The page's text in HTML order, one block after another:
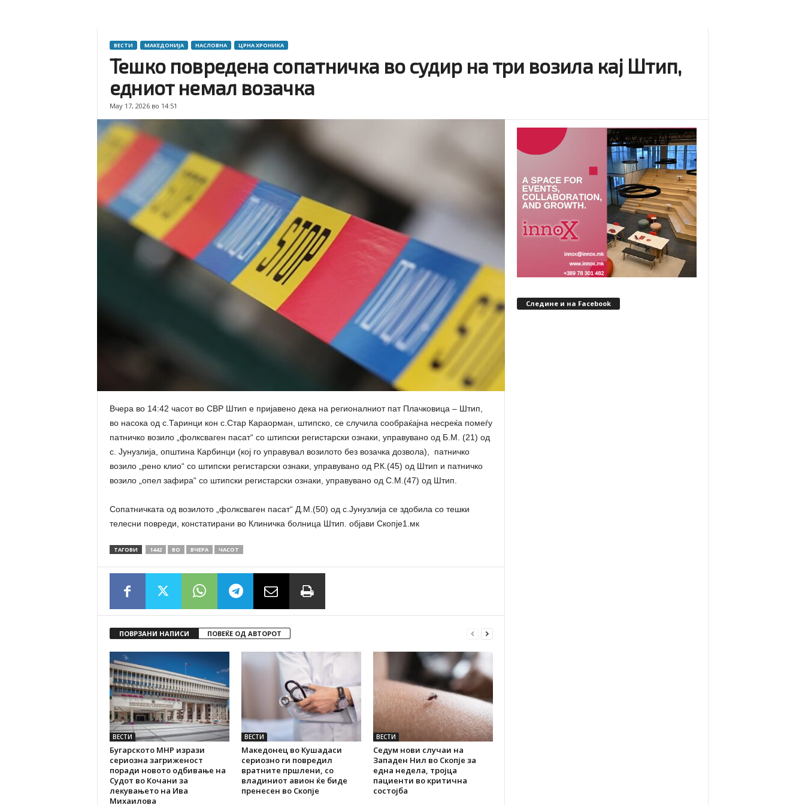
ВЕСТИ МАКЕДОНИЈА НАСЛОВНА ЦРНА ХРОНИКА
Тешко повредена сопатничка во судир на три возила кај Штип,
едниот немал возачка
May 17, 2026 во 14:51
Вчера во 14:42 часот во СВР Штип е пријавено дека на регионалниот пат Плачковица – Штип,
во насока од с.Таринци кон с.Стар Караорман, штипско, се случила сообраќајна несреќа помеѓу
патничко возило „фолксваген пасат“ со штипски регистарски ознаки, управувано од Б.М. (21) од
с. Јунузлија, општина Карбинци (кој го управувал возилото без возачка дозвола), патничко
возило „рено клио“ со штипски регистарски ознаки, управувано од Р.К.(45) од Штип и патничко
возило „опел зафира“ со штипски регистарски ознаки, управувано од С.М.(47) од Штип.
Сопатничката од возилото „фолксваген пасат“ Д.М.(50) од с.Јунузлија се здобила со тешки
телесни повреди, констатирани во Клиничка болница Штип. објави Скопје1.мк
ТАГОВИ 1442 ВО ВЧЕРА ЧАСОТ
ПОВРЗАНИ НАПИСИ ПОВЕЌЕ ОД АВТОРОТ
ВЕСТИ
Бугарското МНР изрази
сериозна загриженост
поради новото одбивање на
Судот во Кочани за
лекувањето на Ива
Михаилова
ВЕСТИ
Македонец во Кушадаси
сериозно ги повредил
вратните пршлени, со
владиниот авион ќе биде
пренесен во Скопје
ВЕСТИ
Седум нови случаи на
Западен Нил во Скопје за
една недела, тројца
пациенти во критична
состојба
Следине и на Facebook